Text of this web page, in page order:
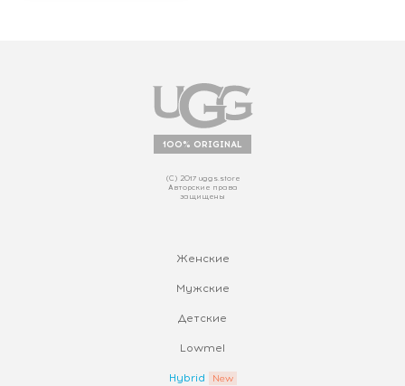
100% ORIGINAL
(С) 2017 uggs.store
Авторские права
защищены
Женские
Мужские
Детские
Lowmel
Hybrid